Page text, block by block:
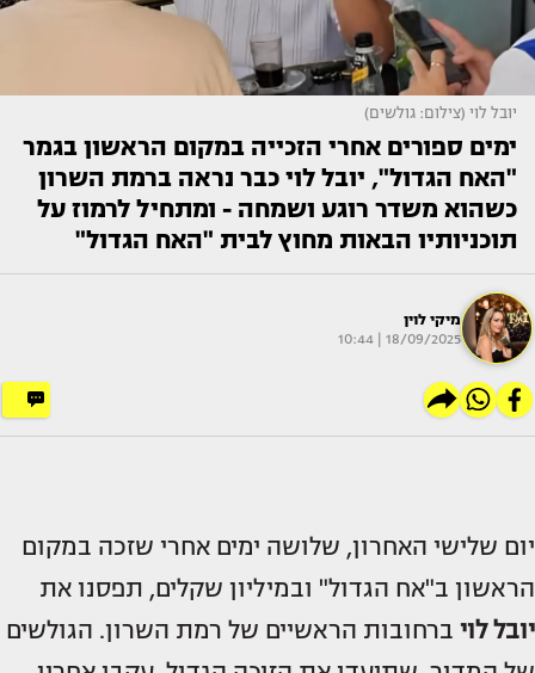
יובל לוי (צילום: גולשים)
ימים ספורים אחרי הזכייה במקום הראשון בגמר
"האח הגדול", יובל לוי כבר נראה ברמת השרון
כשהוא משדר רוגע ושמחה - ומתחיל לרמוז על
תוכניותיו הבאות מחוץ לבית "האח הגדול"
מיקי לוין
18/09/2025 | 10:44
יום שלישי האחרון, שלושה ימים אחרי שזכה במקום
הראשון ב"אח הגדול" ובמיליון שקלים, תפסנו את
יובל לוי ברחובות הראשיים של רמת השרון. הגולשים